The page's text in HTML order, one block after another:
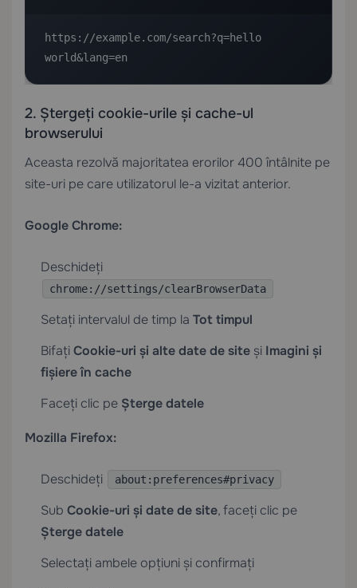
https://example.com/search?q=hello
world&lang=en
2. Ștergeți cookie-urile și cache-ul
browserului
Aceasta rezolvă majoritatea erorilor 400 întâlnite pe
site-uri pe care utilizatorul le-a vizitat anterior.
Google Chrome:
Deschideți
chrome://settings/clearBrowserData
Setați intervalul de timp la Tot timpul
BifațiCookie-uri și alte date de site și Imagini și
fișiere în cache
Faceți clic pe Șterge datele
Mozilla Firefox:
Deschideți about:preferences#privacy
Sub Cookie-uri și date de site, faceți clic pe
Șterge datele
Selectați ambele opțiuni și confirmați